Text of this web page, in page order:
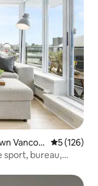
Vancou
Évaluation
5 (126)
sport, bureau,